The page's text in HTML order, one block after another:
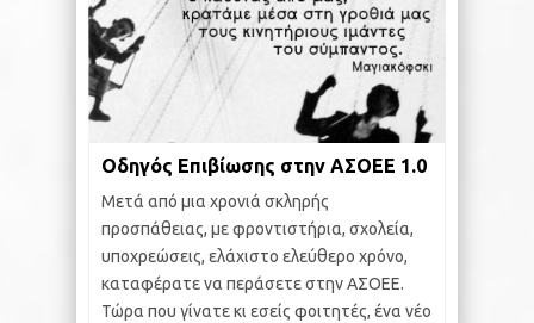
Οδηγός Επιβίωσης στην ΑΣΟΕΕ 1.0
Μετά από μια χρονιά σκληρής
προσπάθειας, με φροντιστήρια, σχολεία,
υποχρεώσεις, ελάχιστο ελεύθερο χρόνο,
καταφέρατε να περάσετε στην ΑΣΟΕΕ.
Τώρα που γίνατε κι εσείς φοιτητές, ένα νέο